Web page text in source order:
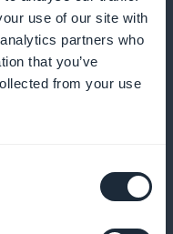
use of our site with
partners who
that you’ve
from your use
sem passar pela